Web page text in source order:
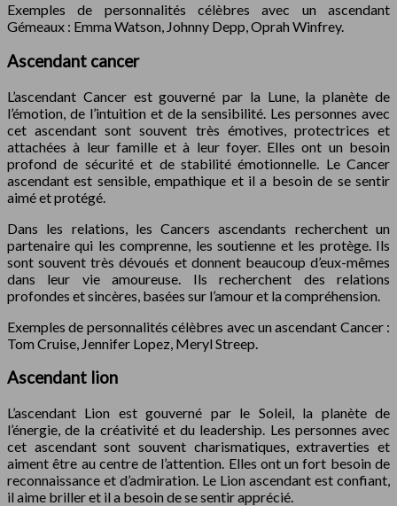
Exemples de personnalités célèbres avec un ascendant
Gémeaux : Emma Watson, Johnny Depp, Oprah Winfrey.
Ascendant cancer
L’ascendant Cancer est gouverné par la Lune, la planète de
l’émotion, de l’intuition et de la sensibilité. Les personnes avec
cet ascendant sont souvent très émotives, protectrices et
attachées à leur famille et à leur foyer. Elles ont un besoin
profond de sécurité et de stabilité émotionnelle. Le Cancer
ascendant est sensible, empathique et il a besoin de se sentir
aimé et protégé.
Dans les relations, les Cancers ascendants recherchent un
partenaire qui les comprenne, les soutienne et les protège. Ils
sont souvent très dévoués et donnent beaucoup d’eux-mêmes
dans leur vie amoureuse. Ils recherchent des relations
profondes et sincères, basées sur l’amour et la compréhension.
Exemples de personnalités célèbres avec un ascendant Cancer :
Tom Cruise, Jennifer Lopez, Meryl Streep.
Ascendant lion
L’ascendant Lion est gouverné par le Soleil, la planète de
l’énergie, de la créativité et du leadership. Les personnes avec
cet ascendant sont souvent charismatiques, extraverties et
aiment être au centre de l’attention. Elles ont un fort besoin de
reconnaissance et d’admiration. Le Lion ascendant est confiant,
il aime briller et il a besoin de se sentir apprécié.